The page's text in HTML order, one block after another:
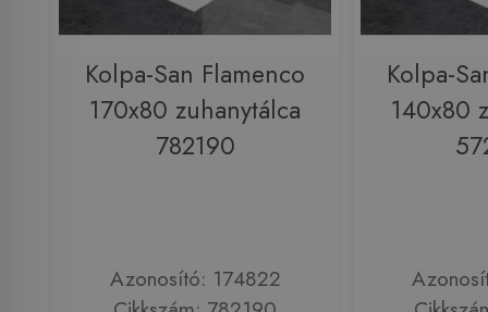
Kolpa-San Flamenco
170x80 zuhanytálca
782190
Azonosító: 174822
Kolpa-
140x80